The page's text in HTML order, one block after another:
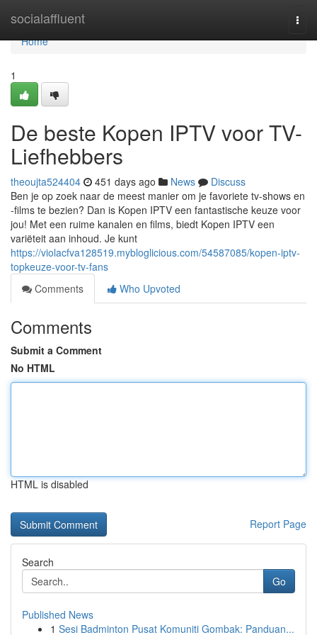
socialaffluent
Home
Home
1
De beste Kopen IPTV voor TV-
Liefhebbers
theoujta524404 451 days ago News
Discuss
Ben je op zoek naar de meest manier om je favoriete tv-shows en
-films te bezien? Dan is Kopen IPTV een fantastische keuze voor
jou! Met een ruime kanalen en films, biedt Kopen IPTV een
variëteit aan inhoud. Je kunt
https://violacfva128519.mybloglicious.com/54587085/kopen-iptv-
topkeuze-voor-tv-fans
Comments
Who Upvoted
Comments
Submit a Comment
No HTML
HTML is disabled
Report Page
Search
Go
Published News
1 Sesi Badminton Pusat Komuniti Gombak: Panduan...